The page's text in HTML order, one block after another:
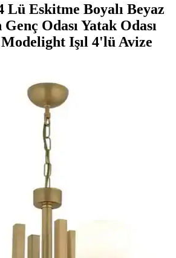
Lü Eskitme Boyalı Beyaz
Odası Yatak Odası
Işıl 4'lü Avize